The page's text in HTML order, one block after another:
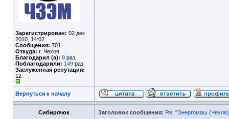
Зарегистрирован: 02 дек
2010, 14:02
Сообщения: 701
Откуда: г. Чехов
Благодарил (а): 8 раз.
Поблагодарили: 149 раз.
Заслуженная репутация:
12
Вернуться к началу
Сибирячок Заголовок сообщения: Re: "Энергомаш